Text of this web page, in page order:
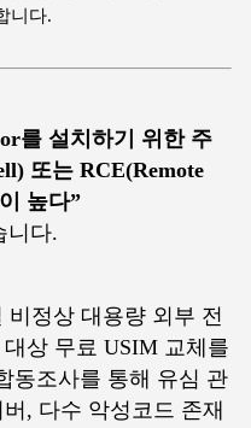
니다.
를 설치하기 위한 주
또는 RCE(Remote
높다”
니다.
비정상 대용량 외부 전
상 무료 USIM 교체를
동조사를 통해 유심 관
, 다수 악성코드 존재